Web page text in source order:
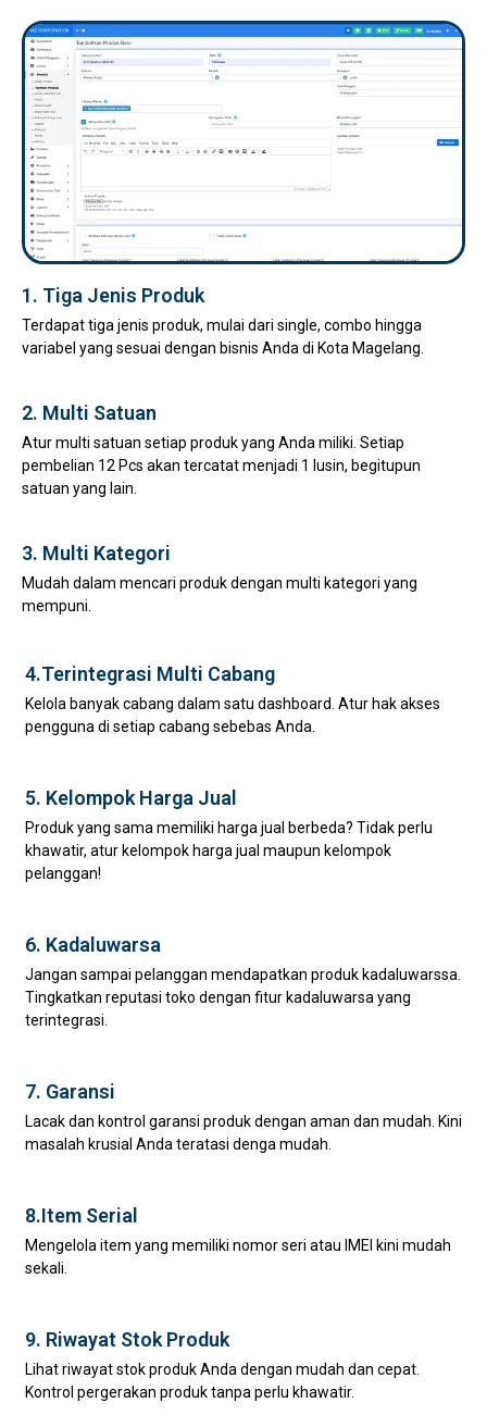
1. Tiga Jenis Produk
Terdapat tiga jenis produk, mulai dari single, combo hingga
variabel yang sesuai dengan bisnis Anda di Kota Magelang.
2. Multi Satuan
Atur multi satuan setiap produk yang Anda miliki. Setiap
pembelian 12 Pcs akan tercatat menjadi 1 lusin, begitupun
satuan yang lain.
3. Multi Kategori
Mudah dalam mencari produk dengan multi kategori yang
mempuni.
4.Terintegrasi Multi Cabang
Kelola banyak cabang dalam satu dashboard. Atur hak akses
pengguna di setiap cabang sebebas Anda.
5. Kelompok Harga Jual
Produk yang sama memiliki harga jual berbeda? Tidak perlu
khawatir, atur kelompok harga jual maupun kelompok
pelanggan!
6. Kadaluwarsa
Jangan sampai pelanggan mendapatkan produk kadaluwarssa.
Tingkatkan reputasi toko dengan fitur kadaluwarsa yang
terintegrasi.
7. Garansi
Lacak dan kontrol garansi produk dengan aman dan mudah. Kini
masalah krusial Anda teratasi denga mudah.
8.Item Serial
Mengelola item yang memiliki nomor seri atau IMEI kini mudah
sekali.
9. Riwayat Stok Produk
Lihat riwayat stok produk Anda dengan mudah dan cepat.
Kontrol pergerakan produk tanpa perlu khawatir.